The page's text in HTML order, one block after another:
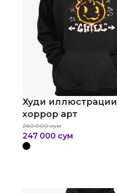
Худи иллюстрации
хоррор арт
260 000 сум
247 000 сум